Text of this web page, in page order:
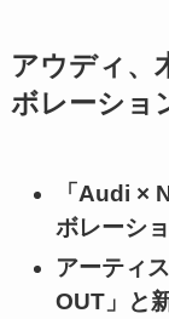
アウディ、
ボレーショ
「Audi ×
ボレーシ
アーティ
OUT」と